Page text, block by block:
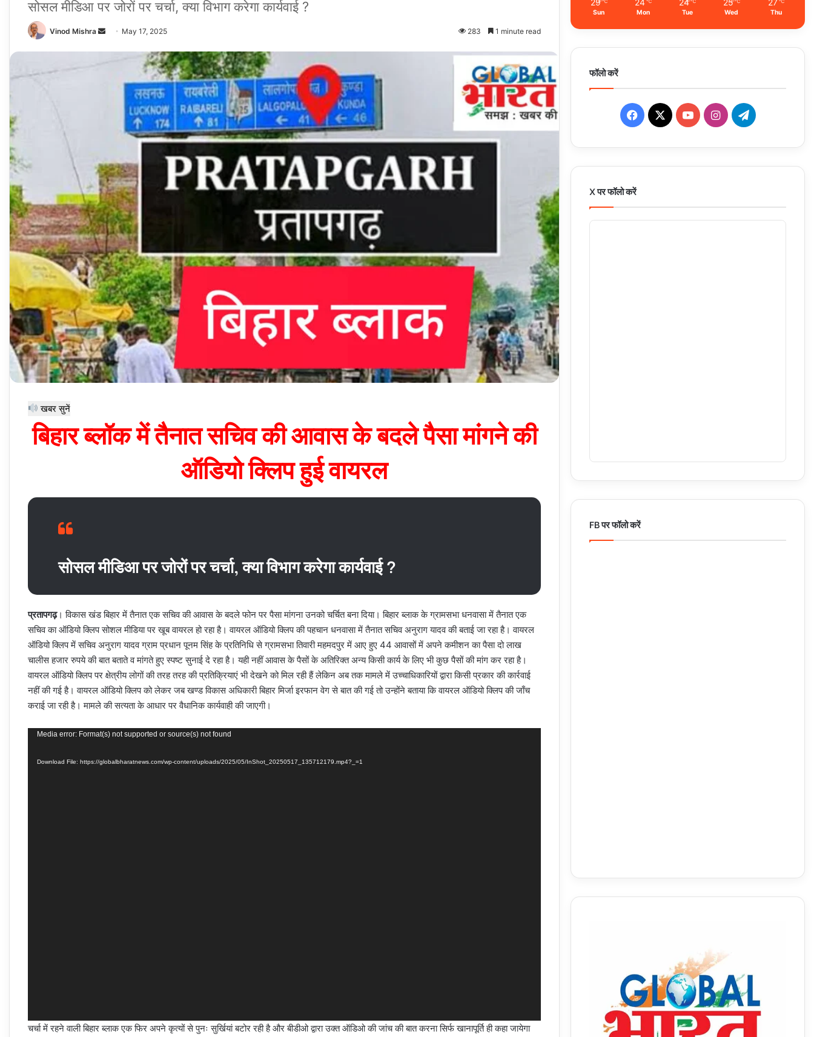
सोसल मीडिआ पर जोरों पर चर्चा, क्या विभाग करेगा कार्यवाई ?
Vinod Mishra
Send May 17, 2025 283 1 minute read
खबर सुनें
बिहार ब्लॉक में तैनात सचिव की आवास के बदले पैसा मांगने की
ऑडियो क्लिप हुई वायरल
सोसल मीडिआ पर जोरों पर चर्चा, क्या विभाग करेगा कार्यवाई ?
प्रतापगढ़। विकास खंड बिहार में तैनात एक सचिव की आवास के बदले फोन पर पैसा मांगना उनको चर्चित बना दिया। बिहार ब्लाक के ग्रामसभा धनवासा में तैनात एक
सचिव का ऑडियो क्लिप सोशल मीडिया पर खूब वायरल हो रहा है। वायरल ऑडियो क्लिप की पहचान धनवासा में तैनात सचिव अनुराग यादव की बताई जा रहा है। वायरल
ऑडियो क्लिप में सचिव अनुराग यादव ग्राम प्रधान पूनम सिंह के प्रतिनिधि से ग्रामसभा तिवारी महमदपुर में आए हुए 44 आवासों में अपने कमीशन का पैसा दो लाख
चालीस हजार रुपये की बात बताते व मांगते हुए स्पष्ट सुनाई दे रहा है। यही नहीं आवास के पैसों के अतिरिक्त अन्य किसी कार्य के लिए भी कुछ पैसों की मांग कर रहा है।
वायरल ऑडियो क्लिप पर क्षेत्रीय लोगों की तरह तरह की प्रतिक्रियाएं भी देखने को मिल रही हैं लेकिन अब तक मामले में उच्चाधिकारियों द्वारा किसी प्रकार की कार्रवाई
नहीं की गई है। वायरल ऑडियो क्लिप को लेकर जब खण्ड विकास अधिकारी बिहार मिर्जा इरफान वेग से बात की गई तो उन्होंने बताया कि वायरल ऑडियो क्लिप की जाँच
कराई जा रही है। मामले की सत्यता के आधार पर वैधानिक कार्यवाही की जाएगी।
Video
Media error: Format(s) not supported or source(s) not found
Download File: https://globalbharatnews.com/wp-content/uploads/2025/05/InShot_20250517_135712179.mp4?_=1
चर्चा में रहने वाली बिहार ब्लाक एक फिर अपने कृत्यों से पुनः सुर्खियां बटोर रही है और बीडीओ द्वारा उक्त ऑडिओ की जांच की बात करना सिर्फ खानापूर्ति ही कहा जायेगा
29
Sun
24
Mon
24
Tue
25
Wed
27
Thu
फॉलो करें
Facebook
X YouTubeInstagramTelegram
X पर फॉलो करें
FB पर फॉलो करें